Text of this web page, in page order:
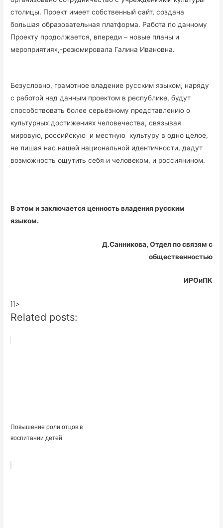
столицы. Проект имеет собственный сайт, создана
большая образовательная платформа. Работа по данному
Проекту продолжается, впереди – новые планы и
мероприятия»,-резюмировала Галина Ивановна.
Безусловно, грамотное владение русским языком, наряду
с работой над данным проектом в республике, будут
способствовать более серьёзному представлению о
культурных достижениях человечества, связывая
мировую, российскую и местную культуру в одно целое,
не лишая нас нашей национальной идентичности, дадут
возможность ощутить себя и человеком, и россиянином.
В этом и заключается ценность владения русским
языком.
Д.Санникова, Отдел по связям с
общественностью
ИРОиПК
]]>
Related posts:
Повышение роли отцов в
воспитании детей